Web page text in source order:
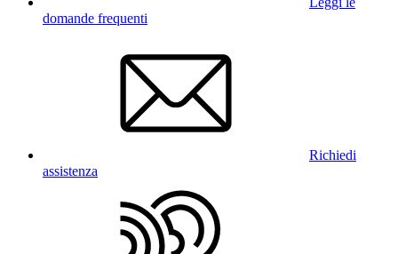
domande frequenti
Richiedi
assistenza